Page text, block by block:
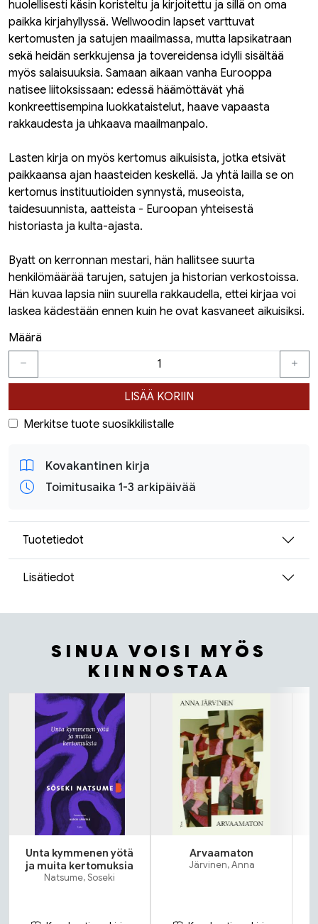
huolellisesti käsin koristeltu ja kirjoitettu ja sillä on oma
paikka kirjahyllyssä. Wellwoodin lapset varttuvat
kertomusten ja satujen maailmassa, mutta lapsikatraan
sekä heidän serkkujensa ja tovereidensa idylli sisältää
myös salaisuuksia. Samaan aikaan vanha Eurooppa
natisee liitoksissaan: edessä häämöttävät yhä
konkreettisempina luokkataistelut, haave vapaasta
rakkaudesta ja uhkaava maailmanpalo.
Lasten kirja on myös kertomus aikuisista, jotka etsivät
paikkaansa ajan haasteiden keskellä. Ja yhtä lailla se on
kertomus instituutioiden synnystä, museoista,
taidesuunnista, aatteista - Euroopan yhteisestä
historiasta ja kulta-ajasta.
Byatt on kerronnan mestari, hän hallitsee suurta
henkilömäärää tarujen, satujen ja historian verkostoissa.
Hän kuvaa lapsia niin suurella rakkaudella, ettei kirjaa voi
laskea kädestään ennen kuin he ovat kasvaneet aikuisiksi.
Määrä
LISÄÄ KORIIN
Merkitse tuote suosikkilistalle
Kovakantinen kirja
Toimitusaika 1-3 arkipäivää
Tuotetiedot
Lisätiedot
SINUA VOISI MYÖS
KIINNOSTAA
Tuoteluettelon alku
Unta kymmenen yötä
ja muita kertomuksia
Natsume, Soseki
Arvaamaton
Järvinen, Anna